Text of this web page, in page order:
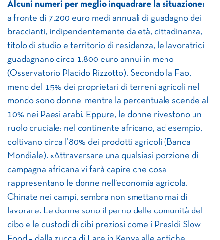
Alcuni numeri per meglio inquadrare la situazione:
a fronte di 7.200 euro medi annuali di guadagno dei
braccianti, indipendentemente da età, cittadinanza,
titolo di studio e territorio di residenza, le lavoratrici
guadagnano circa 1.800 euro annui in meno
(Osservatorio Placido Rizzotto). Secondo la Fao,
meno del 15% dei proprietari di terreni agricoli nel
mondo sono donne, mentre la percentuale scende al
10% nei Paesi arabi. Eppure, le donne rivestono un
ruolo cruciale: nel continente africano, ad esempio,
coltivano circa l’80% dei prodotti agricoli (Banca
Mondiale). «Attraversare una qualsiasi porzione di
campagna africana vi farà capire che cosa
rappresentano le donne nell’economia agricola.
Chinate nei campi, sembra non smettano mai di
lavorare. Le donne sono il perno delle comunità del
cibo e le custodi di cibi preziosi come i Presìdi Slow